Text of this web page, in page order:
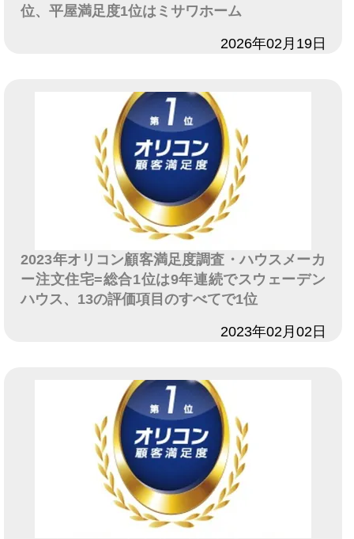
位、平屋満足度1位はミサワホーム
2026年02月19日
2023年オリコン顧客満足度調査・ハウスメーカ
ー注文住宅=総合1位は9年連続でスウェーデン
ハウス、13の評価項目のすべてで1位
2023年02月02日